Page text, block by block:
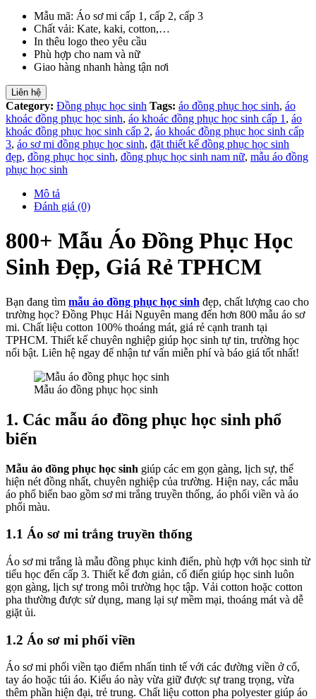
Mẫu mã: Áo sơ mi cấp 1, cấp 2, cấp 3
Chất vải: Kate, kaki, cotton,…
In thêu logo theo yêu cầu
Phù hợp cho nam và nữ
Giao hàng nhanh hàng tận nơi
Liên hệ
Category: Đồng phục học sinh Tags: áo đồng phục học sinh, áo
khoác đồng phục học sinh, áo khoác đồng phục học sinh cấp 1 , áo
khoác đồng phục học sinh cấp 2, áo khoác đồng phục học sinh cấp
3, áo sơ mi đồng phục học sinh, đặt thiết kế đồng phục học sinh
đẹp, đồng phục học sinh, đồng phục học sinh nam nữ, mẫu áo đồng
phục học sinh
Mô tả
Đánh giá (0)
800+ Mẫu Áo Đồng Phục Học
Sinh Đẹp, Giá Rẻ TPHCM
Bạn đang tìm mẫu áo đồng phục học sinh đẹp, chất lượng cao cho
trường học? Đồng Phục Hải Nguyên mang đến hơn 800 mẫu áo sơ
mi. Chất liệu cotton 100% thoáng mát, giá rẻ cạnh tranh tại
TPHCM. Thiết kế chuyên nghiệp giúp học sinh tự tin, trường học
nổi bật. Liên hệ ngay để nhận tư vấn miễn phí và báo giá tốt nhất!
Mẫu áo đồng phục học sinh
1. Các mẫu áo đồng phục học sinh phổ
biến
Mẫu áo đồng phục học sinh giúp các em gọn gàng, lịch sự, thể
hiện nét đồng nhất, chuyên nghiệp của trường. Hiện nay, các mẫu
áo phổ biến bao gồm sơ mi trắng truyền thống, áo phối viền và áo
phối màu.
1.1 Áo sơ mi trắng truyền thống
Áo sơ mi trắng là mẫu đồng phục kinh điển, phù hợp với học sinh từ
tiểu học đến cấp 3. Thiết kế đơn giản, cổ điển giúp học sinh luôn
gọn gàng, lịch sự trong môi trường học tập. Vải cotton hoặc cotton
pha thường được sử dụng, mang lại sự mềm mại, thoáng mát và dễ
giặt ủi.
1.2 Áo sơ mi phối viền
Áo sơ mi phối viền tạo điểm nhấn tinh tế với các đường viền ở cổ,
tay áo hoặc túi áo. Kiểu áo này vừa giữ được sự trang trọng, vừa
thêm phần hiện đại, trẻ trung. Chất liệu cotton pha polyester giúp áo